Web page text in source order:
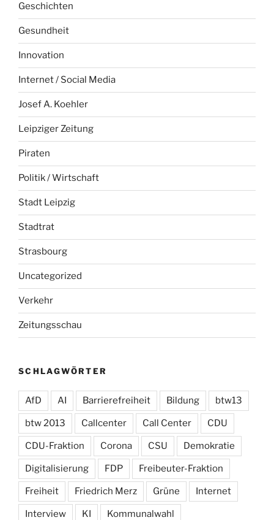
Geschichten
Gesundheit
Innovation
Internet / Social Media
Josef A. Koehler
Leipziger Zeitung
Piraten
Politik / Wirtschaft
Stadt Leipzig
Stadtrat
Strasbourg
Uncategorized
Verkehr
Zeitungsschau
SCHLAGWÖRTER
AfD AI Barrierefreiheit Bildung btw13
btw 2013 Callcenter Call Center CDU
CDU-Fraktion Corona CSU Demokratie
Digitalisierung FDP Freibeuter-Fraktion
Freiheit Friedrich Merz Grüne Internet
Interview KI Kommunalwahl